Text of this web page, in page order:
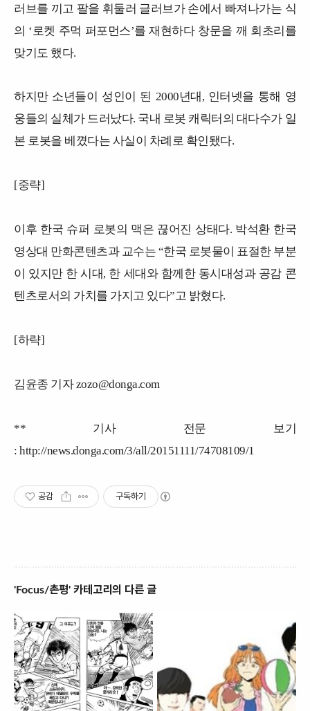
러브를 끼고 팔을 휘둘러 글러브가 손에서 빠져나가는 식
의 ‘로켓 주먹 퍼포먼스’를 재현하다 창문을 깨 회초리를
맞기도 했다.
하지만 소년들이 성인이 된 2000년대, 인터넷을 통해 영
웅들의 실체가 드러났다. 국내 로봇 캐릭터의 대다수가 일
본 로봇을 베꼈다는 사실이 차례로 확인됐다.
[중략]
이후 한국 슈퍼 로봇의 맥은 끊어진 상태다. 박석환 한국
영상대 만화콘텐츠과 교수는 “한국 로봇물이 표절한 부분
이 있지만 한 시대, 한 세대와 함께한 동시대성과 공감 콘
텐츠로서의 가치를 가지고 있다”고 밝혔다.
[하략]
김윤종 기자 zozo@donga.com
** 기사 전문 보기
: http://news.donga.com/3/all/20151111/74708109/1
공감 구독하기
'Focus/촌평' 카테고리의 다른 글